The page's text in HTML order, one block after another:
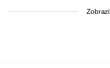
stabilný